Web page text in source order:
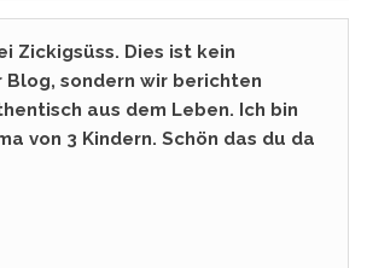
Zickigsüss. Dies ist kein
sondern wir berichten
aus dem Leben. Ich bin
von 3 Kindern. Schön das du da